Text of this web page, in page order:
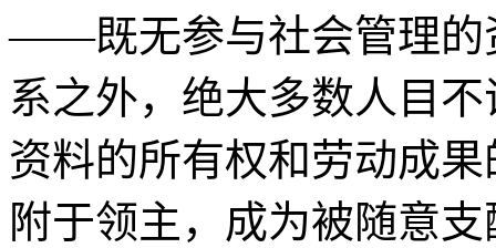
——既无参与社会管理的
系之外，绝大多数人目
资料的所有权和劳动成
附于领主，成为被随意